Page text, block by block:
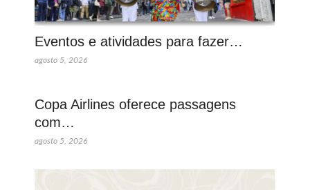
Eventos e atividades para fazer…
agosto 5, 2026
Copa Airlines oferece passagens
com…
agosto 5, 2026